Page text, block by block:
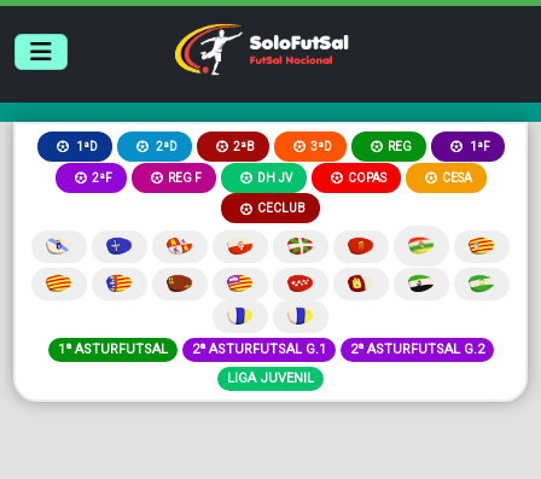
1ªD 2ªD 2ªB 3ªD REG 1ªF
2ªF REG F DH JV COPAS CESA
CECLUB
1ª ASTURFUTSAL 2ª ASTURFUTSAL G.1
2ª ASTURFUTSAL G.2
LIGA JUVENIL